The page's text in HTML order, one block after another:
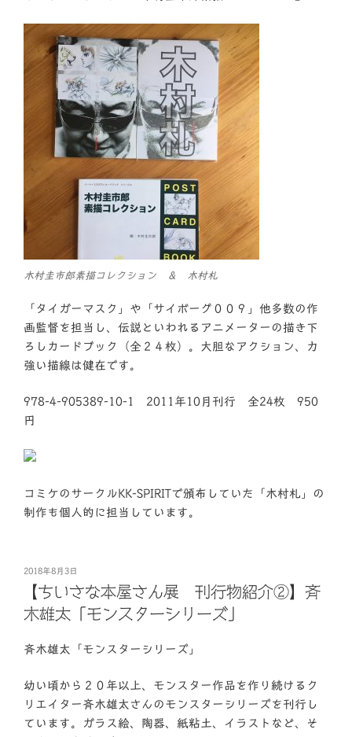
木村圭市郎素描コレクション ＆ 木村札
「タイガーマスク」や「サイボーグ００９」他多数の作
画監督を担当し、伝説といわれるアニメーターの描き下
ろしカードブック（全２４枚）。大胆なアクション、力
強い描線は健在です。
978-4-905389-10-1 2011年10月刊行 全24枚 950
円
コミケのサークルKK-SPIRITで頒布していた「木村札」の
制作も個人的に担当しています。
投
日:
2018年8月3日
【ちいさな本屋さん展 刊行物紹介②】斉
木雄太「モンスターシリーズ」
斉木雄太「モンスターシリーズ」
幼い頃から２０年以上、モンスター作品を作り続けるク
リエイター斉木雄太さんのモンスターシリーズを刊行し
ています。ガラス絵、陶器、紙粘土、イラストなど、そ